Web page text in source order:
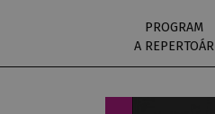
PROGRAM
A REPERTOÁR